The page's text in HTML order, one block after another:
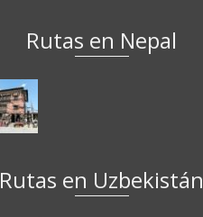
Rutas en Nepal
Rutas en Uzbekistán